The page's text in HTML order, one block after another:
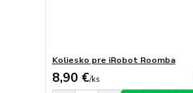
Koliesko pre iRobot Roomba
8,90 €/ks